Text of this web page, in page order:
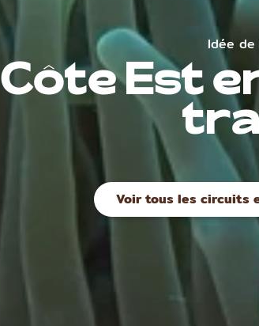
Idée
Côte Est
Voir tous les circuits